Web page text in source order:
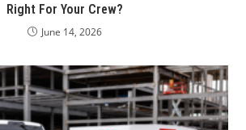
Right For Your Crew?
June 14, 2026